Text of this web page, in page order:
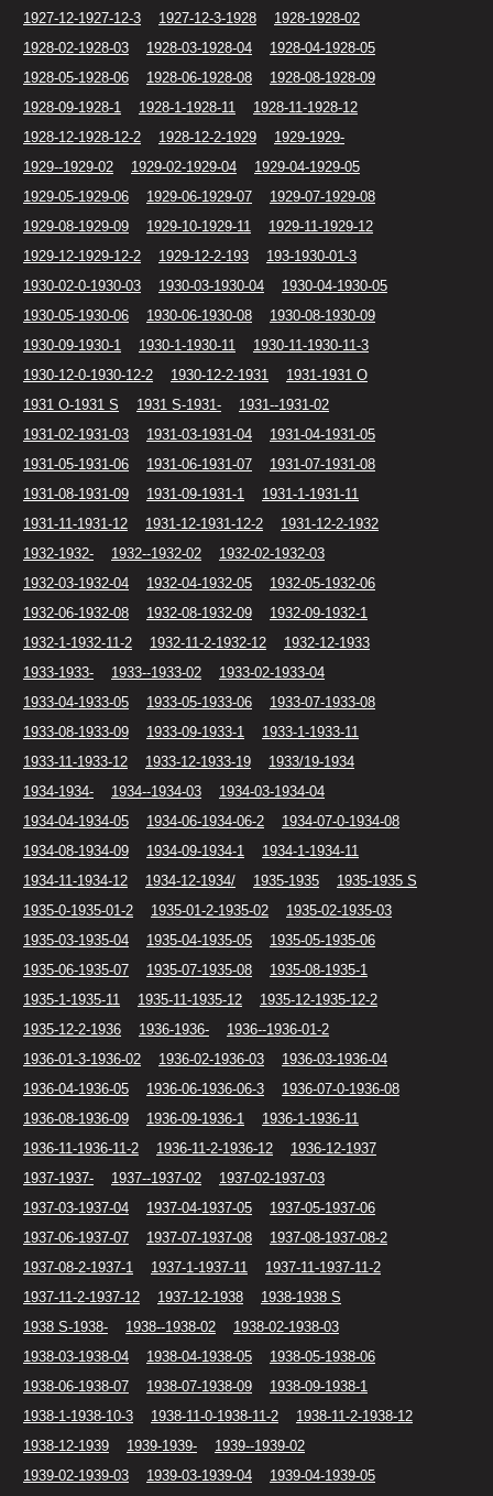
1927-12-1927-12-3 1927-12-3-1928
1928-1928-02
1928-02-1928-03
1928-03-1928-04
1928-04-1928-05
1928-05-1928-06
1928-06-1928-08
1928-08-1928-09
1928-09-1928-1
1928-1-1928-11
1928-11-1928-12
1928-12-1928-12-2
1928-12-2-1929
1929-1929-
1929--1929-02
1929-02-1929-04
1929-04-1929-05
1929-05-1929-06
1929-06-1929-07
1929-07-1929-08
1929-08-1929-09
1929-10-1929-11
1929-11-1929-12
1929-12-1929-12-2
1929-12-2-193
193-1930-01-3
1930-02-0-1930-03
1930-03-1930-04
1930-04-1930-05
1930-05-1930-06
1930-06-1930-08
1930-08-1930-09
1930-09-1930-1
1930-1-1930-11
1930-11-1930-11-3
1930-12-0-1930-12-2
1930-12-2-1931
1931-1931 O
1931 O-1931 S
1931 S-1931-
1931--1931-02
1931-02-1931-03
1931-03-1931-04
1931-04-1931-05
1931-05-1931-06
1931-06-1931-07
1931-07-1931-08
1931-08-1931-09
1931-09-1931-1
1931-1-1931-11
1931-11-1931-12
1931-12-1931-12-2
1931-12-2-1932
1932-1932-
1932--1932-02
1932-02-1932-03
1932-03-1932-04
1932-04-1932-05
1932-05-1932-06
1932-06-1932-08
1932-08-1932-09
1932-09-1932-1
1932-1-1932-11-2
1932-11-2-1932-12
1932-12-1933
1933-1933-
1933--1933-02
1933-02-1933-04
1933-04-1933-05
1933-05-1933-06
1933-07-1933-08
1933-08-1933-09
1933-09-1933-1
1933-1-1933-11
1933-11-1933-12
1933-12-1933-19
1933/19-1934
1934-1934-
1934--1934-03
1934-03-1934-04
1934-04-1934-05
1934-06-1934-06-2
1934-07-0-1934-08
1934-08-1934-09
1934-09-1934-1
1934-1-1934-11
1934-11-1934-12
1934-12-1934/ 1935-1935
1935-1935 S
1935-0-1935-01-2
1935-01-2-1935-02
1935-02-1935-03
1935-03-1935-04
1935-04-1935-05
1935-05-1935-06
1935-06-1935-07
1935-07-1935-08
1935-08-1935-1
1935-1-1935-11
1935-11-1935-12
1935-12-1935-12-2
1935-12-2-1936
1936-1936-
1936--1936-01-2
1936-01-3-1936-02
1936-02-1936-03
1936-03-1936-04
1936-04-1936-05
1936-06-1936-06-3
1936-07-0-1936-08
1936-08-1936-09
1936-09-1936-1
1936-1-1936-11
1936-11-1936-11-2
1936-11-2-1936-12
1936-12-1937
1937-1937-
1937--1937-02
1937-02-1937-03
1937-03-1937-04
1937-04-1937-05
1937-05-1937-06
1937-06-1937-07
1937-07-1937-08
1937-08-1937-08-2
1937-08-2-1937-1
1937-1-1937-11
1937-11-1937-11-2
1937-11-2-1937-12
1937-12-1938
1938-1938 S
1938 S-1938-
1938--1938-02
1938-02-1938-03
1938-03-1938-04
1938-04-1938-05
1938-05-1938-06
1938-06-1938-07
1938-07-1938-09
1938-09-1938-1
1938-1-1938-10-3
1938-11-0-1938-11-2
1938-11-2-1938-12
1938-12-1939
1939-1939-
1939--1939-02
1939-02-1939-03
1939-03-1939-04
1939-04-1939-05